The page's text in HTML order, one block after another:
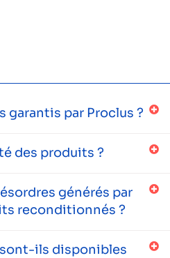
par Proclus ?
des produits ?
générés par
reconditionnés ?
ils disponibles